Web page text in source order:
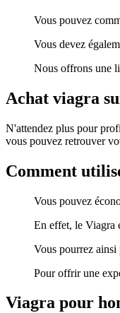
Vous pouvez
Vous devez
Nous offrons une
Achat viagra
N'attendez plus pour
vous pouvez retrouver
Comment
Vous pouvez
En effet, le Viagra
Vous pourrez ainsi
Pour offrir une
Viagra pour